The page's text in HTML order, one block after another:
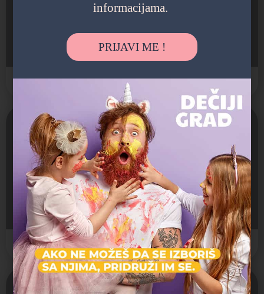
Muzej slatkiša
Pajsijeva 1
Dom Jevrema Grujića
Svetogorska 17
Muzej
Zatvoreno
informacijama.
PRIJAVI ME !